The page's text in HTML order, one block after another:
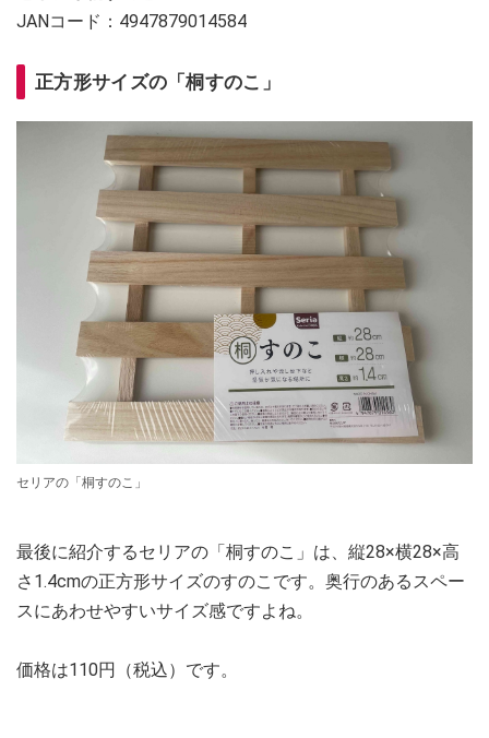
JANコード：4947879014584
正方形サイズの「桐すのこ」
セリアの「桐すのこ」
最後に紹介するセリアの「桐すのこ」は、縦28×横28×高
さ1.4cmの正方形サイズのすのこです。奥行のあるスペー
スにあわせやすいサイズ感ですよね。
価格は110円（税込）です。